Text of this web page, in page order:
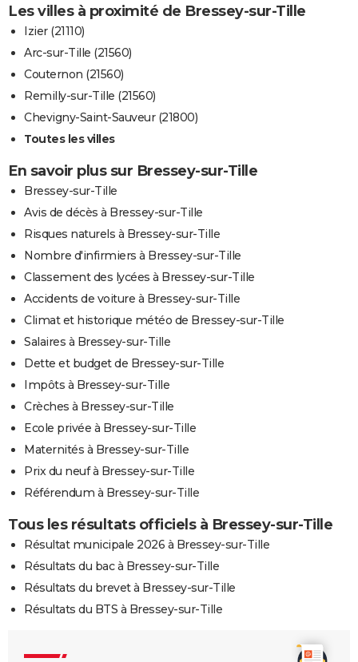
Les villes à proximité de Bressey-sur-Tille
Izier (21110)
Arc-sur-Tille (21560)
Couternon (21560)
Remilly-sur-Tille (21560)
Chevigny-Saint-Sauveur (21800)
Toutes les villes
En savoir plus sur Bressey-sur-Tille
Bressey-sur-Tille
Avis de décès à Bressey-sur-Tille
Risques naturels à Bressey-sur-Tille
Nombre d'infirmiers à Bressey-sur-Tille
Classement des lycées à Bressey-sur-Tille
Accidents de voiture à Bressey-sur-Tille
Climat et historique météo de Bressey-sur-Tille
Salaires à Bressey-sur-Tille
Dette et budget de Bressey-sur-Tille
Impôts à Bressey-sur-Tille
Crèches à Bressey-sur-Tille
Ecole privée à Bressey-sur-Tille
Maternités à Bressey-sur-Tille
Prix du neuf à Bressey-sur-Tille
Référendum à Bressey-sur-Tille
Tous les résultats officiels à Bressey-sur-Tille
Résultat municipale 2026 à Bressey-sur-Tille
Résultats du bac à Bressey-sur-Tille
Résultats du brevet à Bressey-sur-Tille
Résultats du BTS à Bressey-sur-Tille